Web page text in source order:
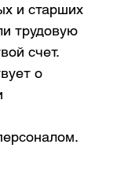
и старших
трудовую
счет.
о